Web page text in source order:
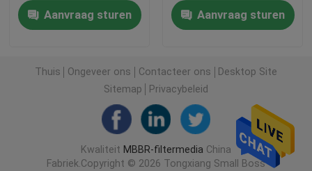
K1 Filtermedium
Verplaatsbare biofilmreactor
Kaldnes Filter Media
BIO-ballenfiltermedia
Aanvraag sturen
Aanvraag sturen
Thuis Ongeveer ons Contacteer ons
Desktop Site
Sitemap
Privacybeleid
Kwaliteit MBBR-filtermedia China
Fabriek.Copyright © 2026 Tongxiang Small Boss